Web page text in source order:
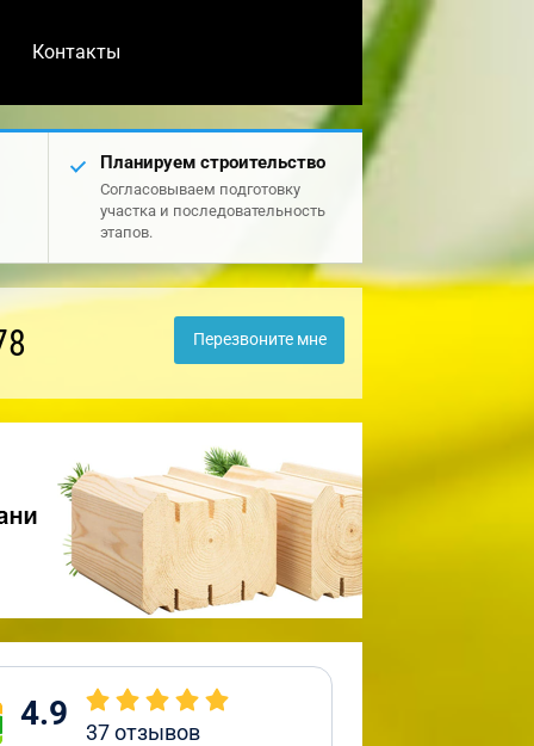
Контакты
Планируем строительство
Согласовываем подготовку
участка и последовательность
этапов.
Перезвоните мне
4.9 37отзывов